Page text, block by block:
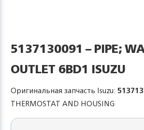
5137130091 – PIPE;
OUTLET 6BD1 ISUZU
Оригинальная запчасть Isuzu:
THERMOSTAT AND HOUSING